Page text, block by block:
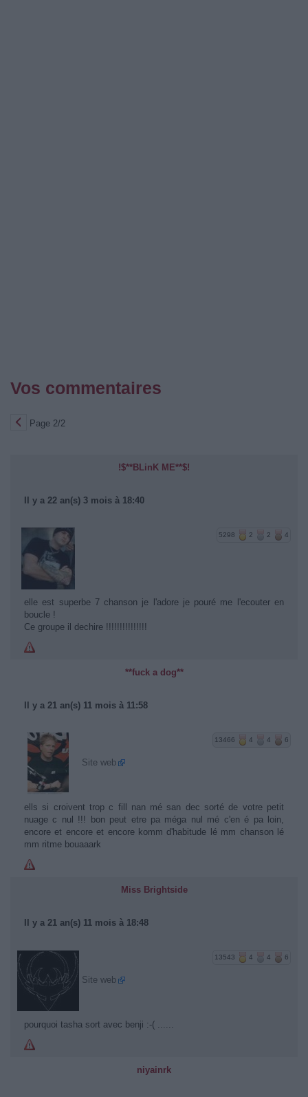
Vos commentaires
Page 2/2
!$**BLinK ME**$!
Il y a 22 an(s) 3 mois à 18:40
5298 2 2 4
elle est superbe 7 chanson je l'adore je pouré me l'ecouter en
boucle !
Ce groupe il dechire !!!!!!!!!!!!!!!
**fuck a dog**
Il y a 21 an(s) 11 mois à 11:58
13466 4 4 6
Site web
ells si croivent trop c fill nan mé san dec sorté de votre petit
nuage c nul !!! bon peut etre pa méga nul mé c'en é pa loin,
encore et encore et encore komm d'habitude lé mm chanson lé
mm ritme bouaaark
Miss Brightside
Il y a 21 an(s) 11 mois à 18:48
13543 4 4 6
Site web
pourquoi tasha sort avec benji :-( ......
niyainrk